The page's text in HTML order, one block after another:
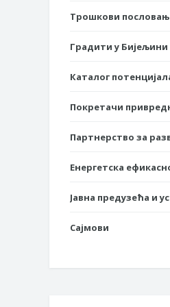
Трошкови
Градити у Бијељини
Каталог
Покретачи
Партнерство за
Енергетска
Јавна предузећа и
Сајмови